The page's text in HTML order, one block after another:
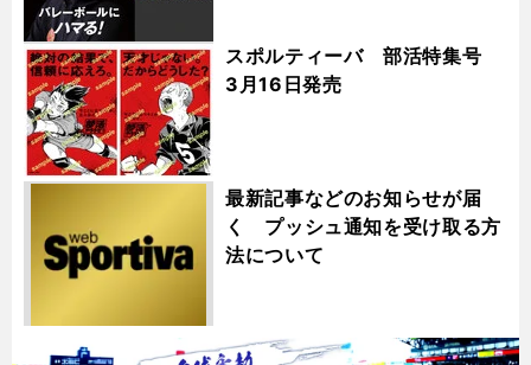
スポルティーバ 部活特集号
3月16日発売
最新記事などのお知らせが届
く プッシュ通知を受け取る方
法について